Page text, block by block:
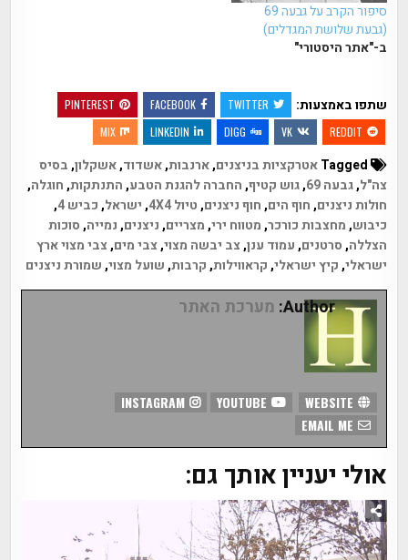
סיפור הקרב על גבעה 69
(גבעת שלושת המגדלים)
ב-"אתר היסטורי"
שתפו באמצעות: TWITTER
FACEBOOK
PINTEREST
REDDIT
VK
DIGG
LINKEDIN
MIX
אטרקציות בניצנים,ארנבות,אשדוד,אשקלון,בסיס
צה"ל,גבעה 69 ,גוש קטיף,החברה להגנת הטבע,התנתקות,חוגלה,
חולות ניצנים,חוף הים,חוף ניצנים,טיול 4X4 ,ישראל,כביש 4 ,
כיבוש,מחצבות כורכר,מטווח ירי,מצריים,ניצנים,נמייה,סוכות
הצללה,סרטנים,עמוד ענן,צב יבשה מצוי,צבי מים,צבי מצוי ארץ
ישראלי,קיץ ישראלי,קראווילות,קרבות,שועל מצוי,שמורת ניצנים
Author: מערכת האתר
INSTAGRAM
אולי יעניין אותך גם: